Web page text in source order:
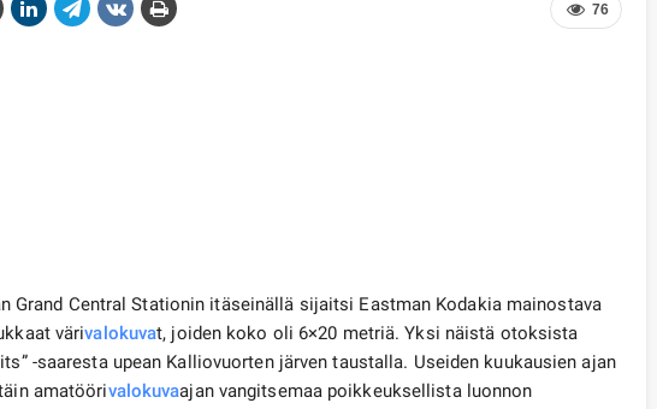
76
Grand Central Stationin itäseinällä sijaitsi Eastman Kodakia mainostava
värivalokuvat, joiden koko oli 6×20 metriä. Yksi näistä otoksista
-saaresta upean Kalliovuorten järven taustalla. Useiden kuukausien ajan
amatöörivalokuvaajan vangitsemaa poikkeuksellista luonnon